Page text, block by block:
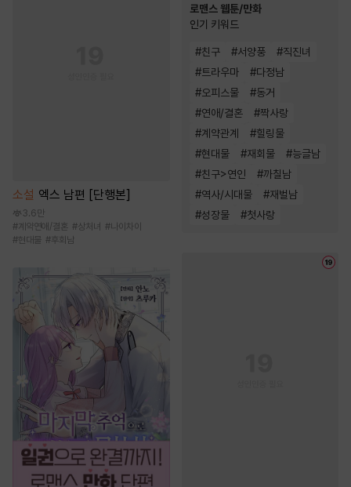
소설 엑스 남편 [단행본]
3.6만
# 계약연애/결혼 #상처녀 #나이차이
#현대물 #후회남
로맨스 웹툰/만화
인기 키워드
#친구 #서양풍 #직진녀
#트라우마 #다정남
#오피스물 #동거
#연애/결혼 #짝사랑
#계약관계 #힐링물
#현대물 #재회물 #능글남
#친구>연인 #까칠남
#역사/시대물 #재벌남
#성장물 #첫사랑